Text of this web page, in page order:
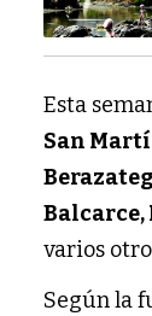
Esta
San
Balcarce,
varios
Según la